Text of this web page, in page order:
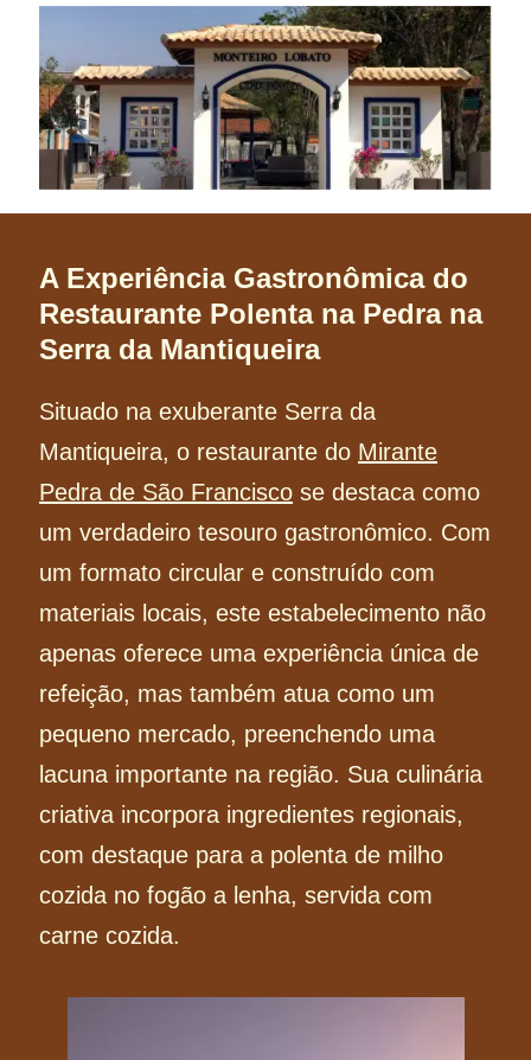
A Experiência Gastronômica do
Restaurante Polenta na Pedra na
Serra da Mantiqueira
Situado na exuberante Serra da
Mantiqueira, o restaurante do Mirante
Pedra de São Francisco se destaca como
um verdadeiro tesouro gastronômico. Com
um formato circular e construído com
materiais locais, este estabelecimento não
apenas oferece uma experiência única de
refeição, mas também atua como um
pequeno mercado, preenchendo uma
lacuna importante na região. Sua culinária
criativa incorpora ingredientes regionais,
com destaque para a polenta de milho
cozida no fogão a lenha, servida com
carne cozida.